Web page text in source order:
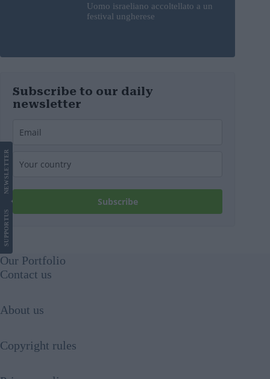
Uomo israeliano accoltellato a un
festival ungherese
Subscribe to our daily
newsletter
Subscribe
SUPPORT
US
NEWS
LETTER
Our Portfolio
Contact us
About us
Copyright rules